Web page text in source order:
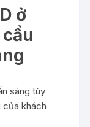
ở
sàng tùy
của khách